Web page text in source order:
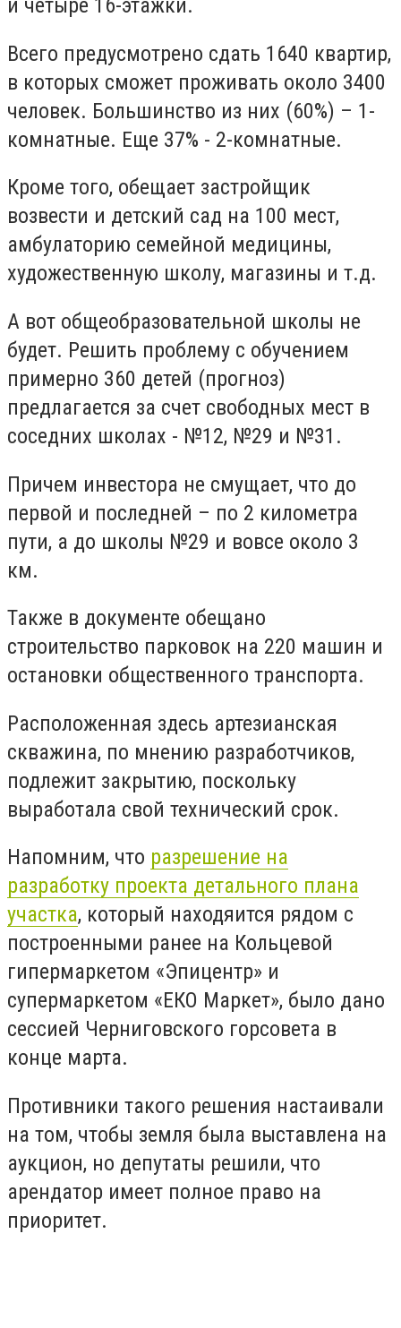
и четыре 16-этажки.
Всего предусмотрено сдать 1640 квартир,
в которых сможет проживать около 3400
человек. Большинство из них (60%) – 1-
комнатные. Еще 37% - 2-комнатные.
Кроме того, обещает застройщик
возвести и детский сад на 100 мест,
амбулаторию семейной медицины,
художественную школу, магазины и т.д.
А вот общеобразовательной школы не
будет. Решить проблему с обучением
примерно 360 детей (прогноз)
предлагается за счет свободных мест в
соседних школах - №12, №29 и №31.
Причем инвестора не смущает, что до
первой и последней – по 2 километра
пути, а до школы №29 и вовсе около 3
км.
Также в документе обещано
строительство парковок на 220 машин и
остановки общественного транспорта.
Расположенная здесь артезианская
скважина, по мнению разработчиков,
подлежит закрытию, поскольку
выработала свой технический срок.
Напомним, что разрешение на
разработку проекта детального плана
участка, который находяится рядом с
построенными ранее на Кольцевой
гипермаркетом «Эпицентр» и
супермаркетом «ЕКО Маркет», было дано
сессией Черниговского горсовета в
конце марта.
Противники такого решения настаивали
на том, чтобы земля была выставлена на
аукцион, но депутаты решили, что
арендатор имеет полное право на
приоритет.